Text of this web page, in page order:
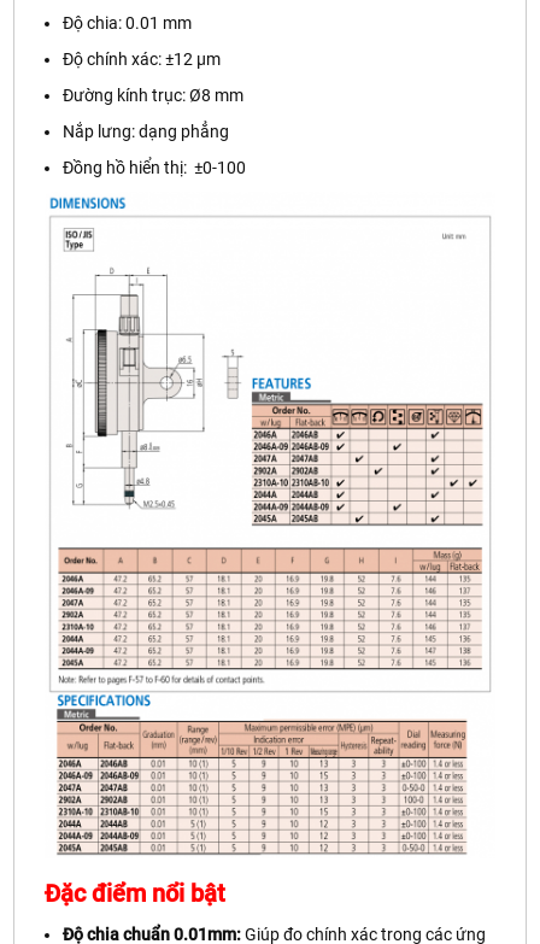
Độ chia: 0.01 mm
Độ chính xác: ±12 µm
Đường kính trục: Ø8 mm
Nắp lưng: dạng phẳng
Đồng hồ hiển thị: ±0-100
Đặc điểm nổi bật
Độ chia chuẩn 0.01mm:Giúp đo chính xác trong các ứng